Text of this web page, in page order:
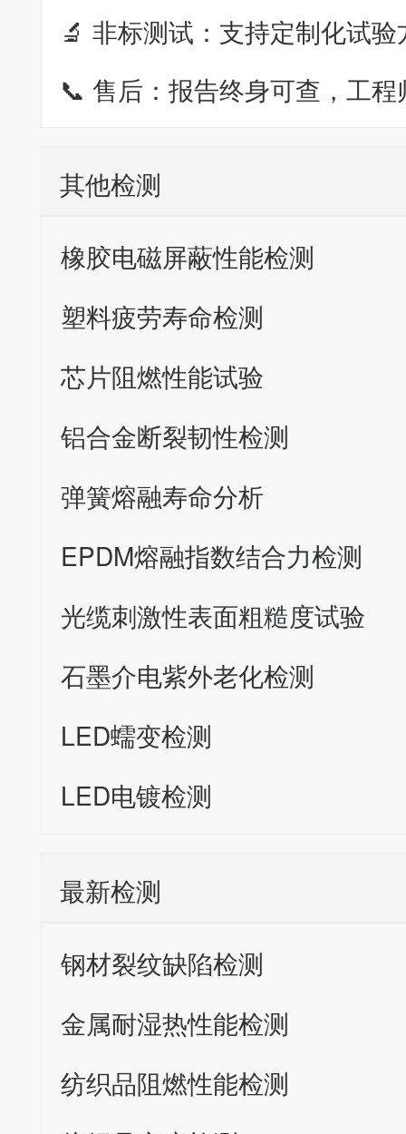
🔬 非标测试：支持定制化试
📞 售后：报告终身可查，工
其他检测
橡胶电磁屏蔽性能检测
塑料疲劳寿命检测
芯片阻燃性能试验
铝合金断裂韧性检测
弹簧熔融寿命分析
EPDM熔融指数结合力检测
光缆刺激性表面粗糙度试验
石墨介电紫外老化检测
LED蠕变检测
LED电镀检测
最新检测
钢材裂纹缺陷检测
金属耐湿热性能检测
纺织品阻燃性能检测